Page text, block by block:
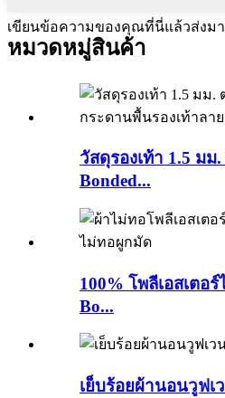
เขียนข้อความของคุณที่นี่แล้วส่งมา
หมวดหมู่สินค้า
วัสดุรองเท้า 1.5 มม
Bonded...
100% โพลีเอสเตอ
Bo...
เย็บร้อยผ้านอนวูฟเ